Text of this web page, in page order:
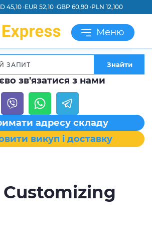
45,10 ·EUR 52,10 ·GBP 60,90 ·PLN 12,100
Меню
Знайти
зв'язатися з нами
адресу складу
викуп і доставку